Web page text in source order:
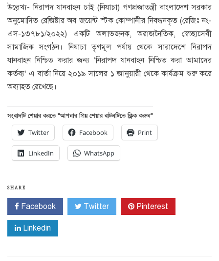
উল্লেখ্য- নিরাপদ যানবাহন চাই (নিযাচা) গণপ্রজাতন্ত্রী বাংলাদেশ সরকার
অনুমোদিত রেজিষ্টার অব জয়েন্ট স্টক কোম্পানীর নিবন্ধনকৃত (রেজিঃ নং-
এস-১৩৭৮১/২০২২) একটি অলাভজনক, অরাজনৈতিক, স্বেচ্ছাসেবী
সামাজিক সংগঠন। নিযাচা তৃণমূল পর্যায় থেকে সারাদেশে নিরাপদ
যানবাহন নিশ্চিত করার জন্য ‘নিরাপদ যানবাহন নিশ্চিত করা আমাদের
কর্তব্য’ এ বার্তা নিয়ে ২০১৯ সালের ১ জানুয়ারী থেকে কার্যক্রম শুরু করে
অব্যাহত রেখেছে।
সংবাদটি শেয়ার করতে “আপনার প্রিয় শেয়ার বাটনটিতে ক্লিক করুন”
Twitter Facebook Print
LinkedIn WhatsApp
SHARE
Facebook Twitter Pinterest
Linkedin